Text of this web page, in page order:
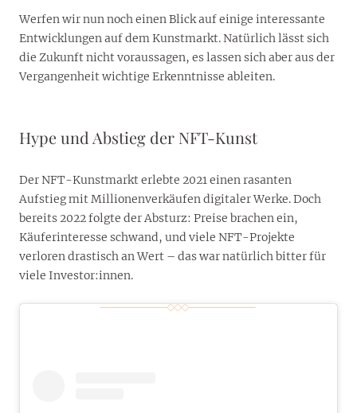
Werfen wir nun noch einen Blick auf einige interessante
Entwicklungen auf dem Kunstmarkt. Natürlich lässt sich
die Zukunft nicht voraussagen, es lassen sich aber aus der
Vergangenheit wichtige Erkenntnisse ableiten.
Hype und Abstieg der NFT-Kunst
Der NFT-Kunstmarkt erlebte 2021 einen rasanten
Aufstieg mit Millionenverkäufen digitaler Werke. Doch
bereits 2022 folgte der Absturz: Preise brachen ein,
Käuferinteresse schwand, und viele NFT-Projekte
verloren drastisch an Wert – das war natürlich bitter für
viele Investor:innen.